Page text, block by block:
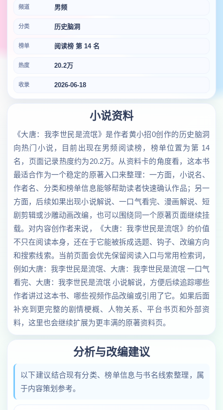
频道 男频
分类 历史脑洞
榜单 阅读榜 第 14 名
热度 20.2万
收录 2026-06-18
小说资料
《大唐：我李世民是流氓》是作者黄小招0创作的历史脑洞
向热门小说，目前出现在男频阅读榜，榜单位置为第 14
名，页面记录热度约为20.2万。从资料卡的角度看，这本书
最适合作为一个稳定的原著入口来整理：一方面，小说名、
作者名、分类和榜单信息能够帮助读者快速确认作品；另一
方面，后续如果出现小说解说、一口气看完、漫画解说、短
剧剪辑或沙雕动画改编，也可以围绕同一个原著页面继续挂
载。对内容创作者来说，《大唐：我李世民是流氓》的价值
不只在阅读本身，还在于它能被拆成选题、钩子、改编方向
和搜索线索。当前页面会优先保留阅读入口与常用检索词，
例如大唐：我李世民是流氓、大唐：我李世民是流氓 一口气
看完、大唐：我李世民是流氓 小说解说，方便后续追踪哪些
作者讲过这本书、哪些视频作品改编或引用了它。如果后面
补充到更完整的剧情梗概、人物关系、平台书页和外部资
料，这里也会继续扩展为更丰满的原著资料页。
分析与改编建议
以下建议结合现有分类、榜单信息与书名线索整理，属
于内容策划参考。